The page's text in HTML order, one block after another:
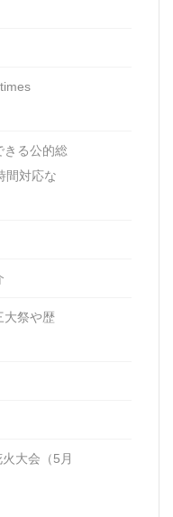
る公的総
間対応な
大祭や歴
大会（5月